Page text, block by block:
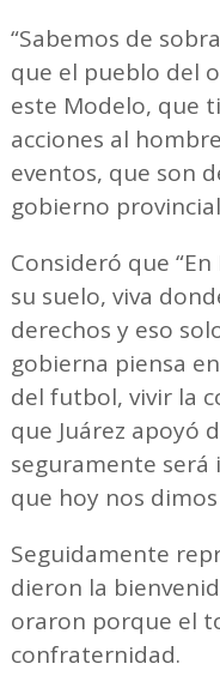
“Sabemos de
que el pueblo del
este Modelo, que
acciones al
eventos, que son
gobierno
Consideró que
su suelo, viva
derechos y eso
gobierna piensa
del futbol, vivir la
que Juárez apoyó
seguramente
que hoy nos dimos
Seguidamente
dieron la
oraron porque el
confraternidad.